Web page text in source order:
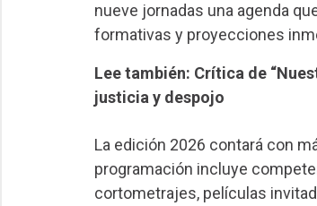
nueve jornadas una agenda
formativas y proyecciones
Lee también: Crítica de
justicia y despojo
La edición 2026 contará con
programación incluye
cortometrajes, películas